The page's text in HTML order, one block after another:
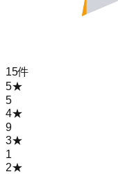
15件
5★
5
4★
9
3★
1
2★